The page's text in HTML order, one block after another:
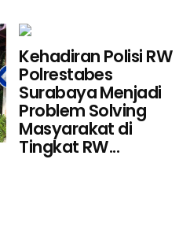
Kehadiran Polisi RW
Polrestabes
Surabaya Menjadi
Problem Solving
Masyarakat di
Tingkat RW...